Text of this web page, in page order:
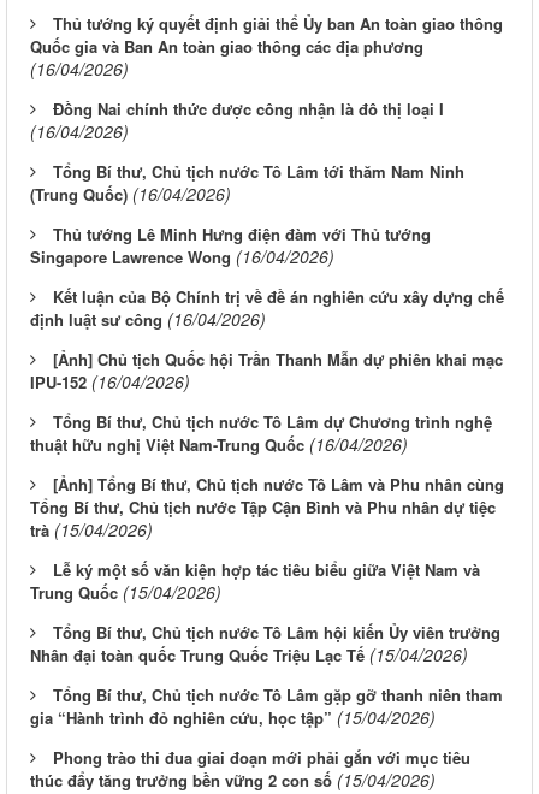
Thủ tướng ký quyết định giải thể Ủy ban An toàn giao thông
Quốc gia và Ban An toàn giao thông các địa phương
(16/04/2026)
Đồng Nai chính thức được công nhận là đô thị loại I
(16/04/2026)
Tổng Bí thư, Chủ tịch nước Tô Lâm tới thăm Nam Ninh
(Trung Quốc) (16/04/2026)
Thủ tướng Lê Minh Hưng điện đàm với Thủ tướng
Singapore Lawrence Wong (16/04/2026)
Kết luận của Bộ Chính trị về đề án nghiên cứu xây dựng chế
định luật sư công (16/04/2026)
[Ảnh] Chủ tịch Quốc hội Trần Thanh Mẫn dự phiên khai mạc
IPU-152 (16/04/2026)
Tổng Bí thư, Chủ tịch nước Tô Lâm dự Chương trình nghệ
thuật hữu nghị Việt Nam-Trung Quốc (16/04/2026)
[Ảnh] Tổng Bí thư, Chủ tịch nước Tô Lâm và Phu nhân cùng
Tổng Bí thư, Chủ tịch nước Tập Cận Bình và Phu nhân dự tiệc
trà (15/04/2026)
Lễ ký một số văn kiện hợp tác tiêu biểu giữa Việt Nam và
Trung Quốc (15/04/2026)
Tổng Bí thư, Chủ tịch nước Tô Lâm hội kiến Ủy viên trưởng
Nhân đại toàn quốc Trung Quốc Triệu Lạc Tế (15/04/2026)
Tổng Bí thư, Chủ tịch nước Tô Lâm gặp gỡ thanh niên tham
gia “Hành trình đỏ nghiên cứu, học tập” (15/04/2026)
Phong trào thi đua giai đoạn mới phải gắn với mục tiêu
thúc đẩy tăng trưởng bền vững 2 con số (15/04/2026)